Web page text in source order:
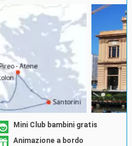
Mini Club bambini gratis
Animazione a bordo